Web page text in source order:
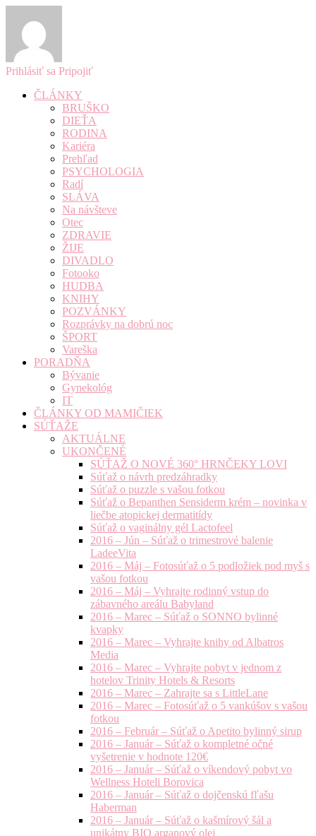
Prihlásiť sa Pripojiť
ČLÁNKY
BRUŠKO
DIEŤA
RODINA
Kariéra
Prehľad
PSYCHOLOGIA
Radí
SLÁVA
Na návšteve
Otec
ZDRAVIE
ŽIJE
DIVADLO
Fotooko
HUDBA
KNIHY
POZVÁNKY
Rozprávky na dobrú noc
ŠPORT
Vareška
PORADŇA
Bývanie
Gynekológ
IT
ČLÁNKY OD MAMIČIEK
SÚŤAŽE
AKTUÁLNE
UKONČENÉ
SÚŤAŽ O NOVÉ 360° HRNČEKY LOVI
Súťaž o návrh predzáhradky
Súťaž o puzzle s vašou fotkou
Súťaž o Bepanthen Sensiderm krém – novinka v
liečbe atopickej dermatitídy
Súťaž o vaginálny gél Lactofeel
2016 – Jún – Súťaž o trimestrové balenie
LadeeVita
2016 – Máj – Fotosúťaž o 5 podložiek pod myš s
vašou fotkou
2016 – Máj – Vyhrajte rodinný vstup do
zábavného areálu Babyland
2016 – Marec – Súťaž o SONNO bylinné
kvapky
2016 – Marec – Vyhrajte knihy od Albatros
Media
2016 – Marec – Vyhrajte pobyt v jednom z
hotelov Trinity Hotels & Resorts
2016 – Marec – Zahrajte sa s LittleLane
2016 – Marec – Fotosúťaž o 5 vankúšov s vašou
fotkou
2016 – Február – Súťaž o Apetito bylinný sirup
2016 – Január – Súťaž o kompletné očné
vyšetrenie v hodnote 120€
2016 – Január – Súťaž o víkendový pobyt vo
Wellness Hoteli Borovica
2016 – Január – Súťaž o dojčenskú fľašu
Haberman
2016 – Január – Súťaž o kašmírový šál a
unikátny BIO arganový olej